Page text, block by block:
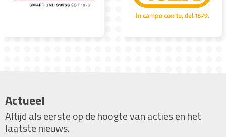
Actueel
Altijd als eerste op de hoogte van acties en het
laatste nieuws.